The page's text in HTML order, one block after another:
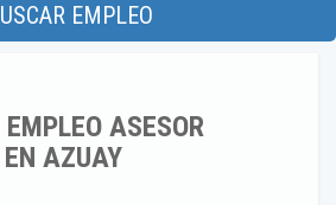
EMPLEO
EMPLEO ASESOR
AZUAY